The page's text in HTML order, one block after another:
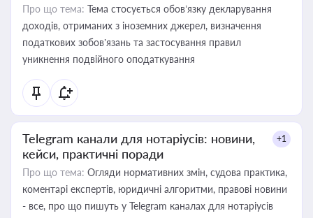
Про що тема: Тема стосується обов’язку декларування
доходів, отриманих з іноземних джерел, визначення
податкових зобов’язань та застосування правил
уникнення подвійного оподаткування
Telegram канали для нотаріусів: новини,
кейси, практичні поради
+1
Про що тема: Огляди нормативних змін, судова практика,
коментарі експертів, юридичні алгоритми, правові новини
- все, про що пишуть у Telegram каналах для нотаріусів